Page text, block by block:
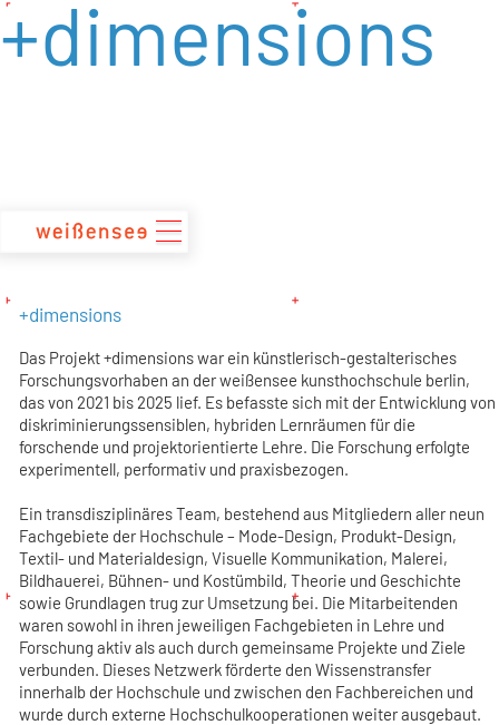
zum
+dimensions
+dimensions
Das Projekt +dimensions war ein künstlerisch-gestalterisches
Forschungsvorhaben an der weißensee kunsthochschule berlin,
das von 2021 bis 2025 lief. Es befasste sich mit der Entwicklung von
diskriminierungssensiblen, hybriden Lernräumen für die
forschende und projektorientierte Lehre. Die Forschung erfolgte
experimentell, performativ und praxisbezogen.
Ein transdisziplinäres Team, bestehend aus Mitgliedern aller neun
Fachgebiete der Hochschule – Mode-Design, Produkt-Design,
Textil- und Materialdesign, Visuelle Kommunikation, Malerei,
Bildhauerei, Bühnen- und Kostümbild, Theorie und Geschichte
sowie Grundlagen trug zur Umsetzung bei. Die Mitarbeitenden
waren sowohl in ihren jeweiligen Fachgebieten in Lehre und
Forschung aktiv als auch durch gemeinsame Projekte und Ziele
verbunden. Dieses Netzwerk förderte den Wissenstransfer
innerhalb der Hochschule und zwischen den Fachbereichen und
wurde durch externe Hochschulkooperationen weiter ausgebaut.